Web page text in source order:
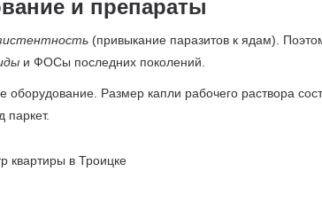
и препараты
(привыкание паразитов к ядам).
и ФОСы последних поколений.
Размер капли рабочего раствора
паркет.